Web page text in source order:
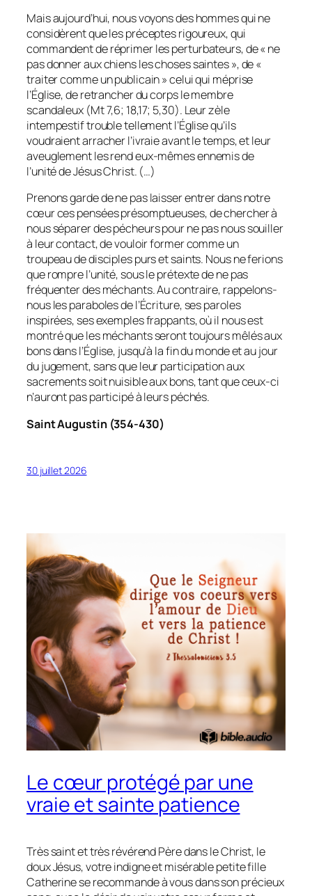
Mais aujourd’hui, nous voyons des hommes qui ne
considèrent que les préceptes rigoureux, qui
commandent de réprimer les perturbateurs, de « ne
pas donner aux chiens les choses saintes », de «
traiter comme un publicain » celui qui méprise
l’Église, de retrancher du corps le membre
scandaleux (Mt 7,6; 18,17; 5,30). Leur zèle
intempestif trouble tellement l’Église qu’ils
voudraient arracher l’ivraie avant le temps, et leur
aveuglement les rend eux-mêmes ennemis de
l’unité de Jésus Christ. (…)
Prenons garde de ne pas laisser entrer dans notre
cœur ces pensées présomptueuses, de chercher à
nous séparer des pécheurs pour ne pas nous souiller
à leur contact, de vouloir former comme un
troupeau de disciples purs et saints. Nous ne ferions
que rompre l’unité, sous le prétexte de ne pas
fréquenter des méchants. Au contraire, rappelons-
nous les paraboles de l’Écriture, ses paroles
inspirées, ses exemples frappants, où il nous est
montré que les méchants seront toujours mêlés aux
bons dans l’Église, jusqu’à la fin du monde et au jour
du jugement, sans que leur participation aux
sacrements soit nuisible aux bons, tant que ceux-ci
n’auront pas participé à leurs péchés.
Saint Augustin (354-430)
30 juillet 2026
Le cœur protégé par une
vraie et sainte patience
Très saint et très révérend Père dans le Christ, le
doux Jésus, votre indigne et misérable petite fille
Catherine se recommande à vous dans son précieux